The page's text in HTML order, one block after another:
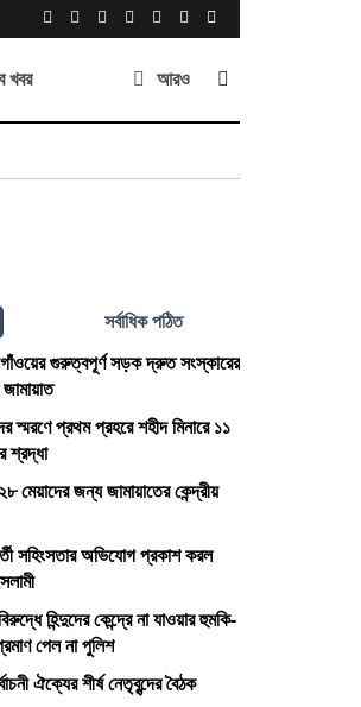
খবর আরও
সর্বাধিক পঠিত
গুরুত্বপূর্ণ সড়ক দ্রুত সংস্কারের
জামায়াত
স্মরণে প্রথম প্রহরে শহীদ মিনারে ১১
শ্রদ্ধা
জন্য জামায়াতের কেন্দ্রীয়
সহিংসতার অভিযোগ প্রকাশ করল
হিন্দুদের কেন্দ্রে না যাওয়ার হুমকি-
পেল না পুলিশ
ঐক্যের শীর্ষ নেতৃবৃন্দের বৈঠক